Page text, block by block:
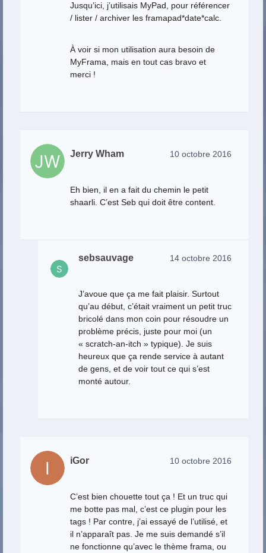
Jusqu’ici, j’utilisais MyPad, pour référencer
/ lister / archiver les framapad*date*calc.
À voir si mon utilisation aura besoin de
MyFrama, mais en tout cas bravo et
merci !
Jerry Wham 10 octobre 2016
Eh bien, il en a fait du chemin le petit
shaarli. C’est Seb qui doit être content.
sebsauvage 14 octobre 2016
J’avoue que ça me fait plaisir. Surtout
qu’au début, c’était vraiment un petit truc
bricolé dans mon coin pour résoudre un
problème précis, juste pour moi (un
« scratch-an-itch » typique). Je suis
heureux que ça rende service à autant
de gens, et de voir tout ce qui s’est
monté autour.
iGor 10 octobre 2016
C’est bien chouette tout ça ! Et un truc qui
me botte pas mal, c’est ce plugin pour les
tags ! Par contre, j’ai essayé de l’utilisé, et
il n’apparaît pas. Je me suis demandé s’il
ne fonctionne qu’avec le thème frama, ou